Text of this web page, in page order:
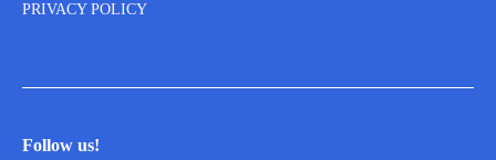
PRIVACY POLICY
Follow us!